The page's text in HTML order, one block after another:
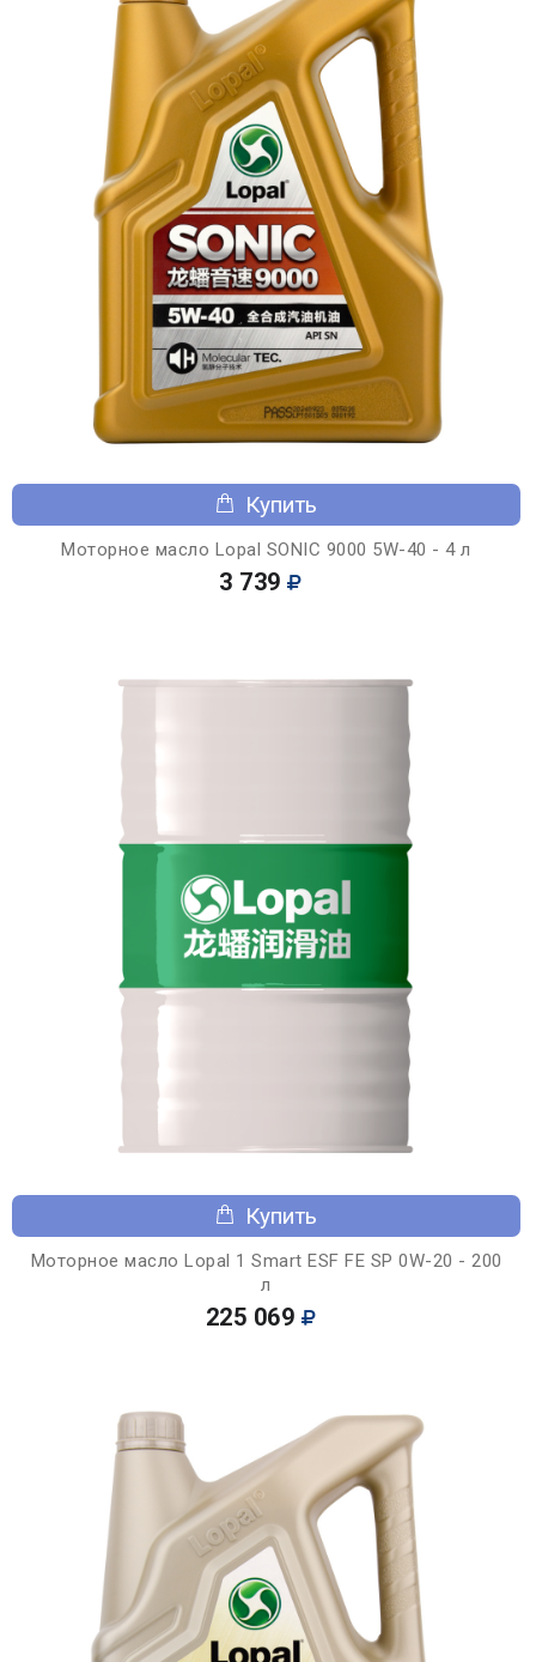
Купить
Моторное масло Lopal SONIC 9000 5W-40 - 4 л
3 739
Купить
Моторное масло Lopal 1 Smart ESF FE SP 0W-20 - 200
л
225 069